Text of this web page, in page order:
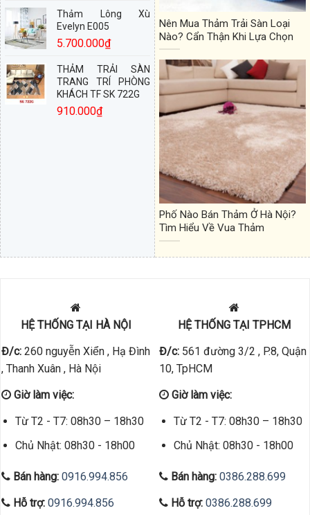
Thảm Lông Xù
Evelyn E005
5.700.000₫
THẢM TRẢI SÀN
TRANG TRÍ PHÒNG
KHÁCH TF SK 722G
910.000₫
Nên Mua Thảm Trải Sàn Loại
Nào? Cẩn Thận Khi Lựa Chọn
Phố Nào Bán Thảm Ở Hà Nội?
Tìm Hiểu Về Vua Thảm
HỆ THỐNG TẠI HÀ NỘI
Đ/c:260 nguyễn Xiển , Hạ Đình
, Thanh Xuân , Hà Nội
Giờ làm việc:
Từ T2 - T7: 08h30 – 18h30
Chủ Nhật: 08h30 - 18h00
Bán hàng: 0916.994.856
Hỗ trợ: 0916.994.856
HỆ THỐNG TẠI TPHCM
Đ/c:561 đường 3/2 , P.8, Quận
10, TpHCM
Giờ làm việc:
Từ T2 - T7: 08h30 – 18h30
Chủ Nhật: 08h30 - 18h00
Bán hàng: 0386.288.699
Hỗ trợ: 0386.288.699